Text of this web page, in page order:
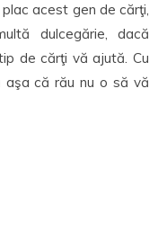
acest gen de cărţi,
dulcegărie, dacă
de cărţi vă ajută. Cu
că rău nu o să vă